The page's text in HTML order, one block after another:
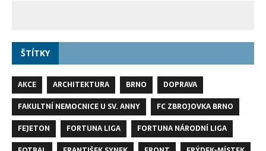
ŠTÍTKY
AKCE ARCHITEKTURA BRNO
DOPRAVA
FAKULTNÍ NEMOCNICE U SV. ANNY
FC ZBROJOVKA BRNO
FEJETON
FORTUNA LIGA
FORTUNA NÁRODNÍ LIGA